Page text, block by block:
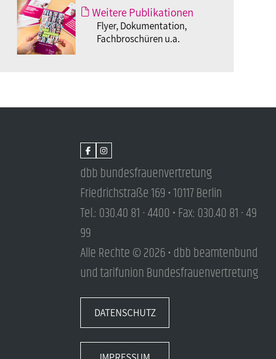
Weitere Publikationen
Flyer, Dokumentation,
Fachbroschüren u.a.
dbb bundesfrauenvertretung
Friedrichstraße 169 • 10117 Berlin
Tel.: 030.40 81 - 4400 • Fax: 030.40 81 - 49
99
Alle Rechte © 2026 • dbb beamtenbund
und tarifunion Bundesfrauenvertretung
DATENSCHUTZ